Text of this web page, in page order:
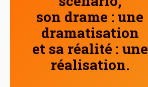
son drame : une
dramatisation
et sa réalité : une
réalisation.